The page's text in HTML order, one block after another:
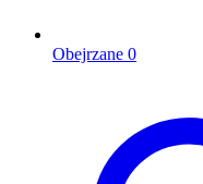
Obejrzane 0